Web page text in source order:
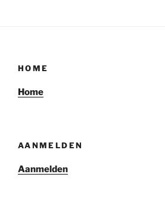
HOME
Home
AANMELDEN
Aanmelden